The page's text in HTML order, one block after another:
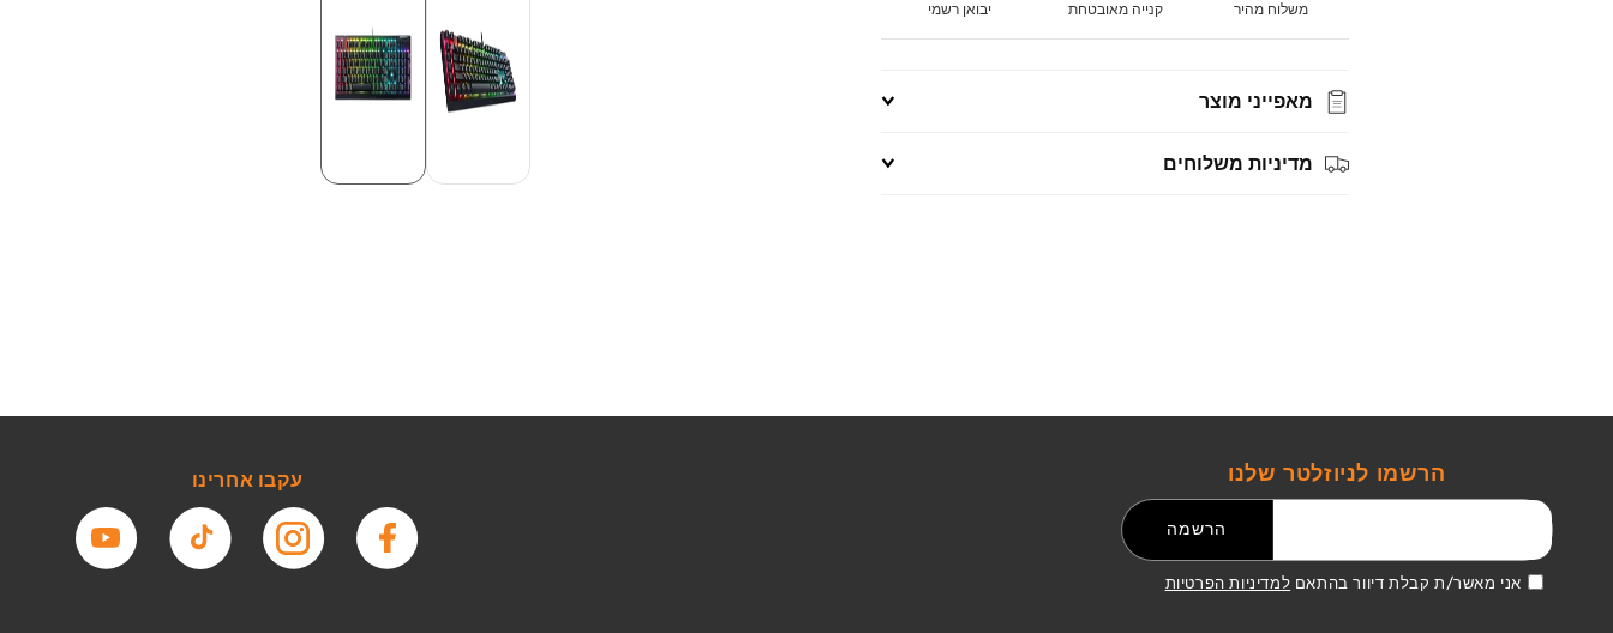
משלוח מהיר קנייה מאובטחת יבואן רשמי
מאפייני מוצר
מדיניות משלוחים
הרשמו לניוזלטר שלנו
הרשמה
אני מאשר/ת קבלת דיוור בהתאם למדיניות הפרטיות
עקבו אחרינו
פייסבוק אינסטגרם טיקטוק יוטיוב